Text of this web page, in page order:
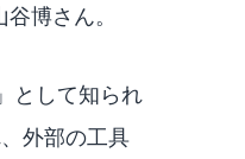
博さん。
として知られ
外部の工具